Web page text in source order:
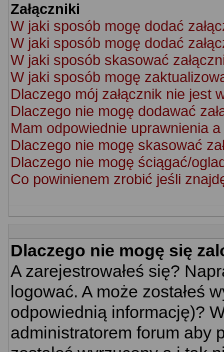
Załączniki
W jaki sposób mogę dodać
W jaki sposób mogę dodać
W jaki sposób skasować
W jaki sposób mogę
Dlaczego mój załącznik nie jest
Dlaczego nie mogę dodawać
Mam odpowiednie uprawnienia
Dlaczego nie mogę skasować
Dlaczego nie mogę ściągać/
Co powinienem zrobić jeśli
Dlaczego nie mogę się
A zarejestrowałeś się?
logować. A może zostałeś
odpowiednią informację)?
administratorem forum aby